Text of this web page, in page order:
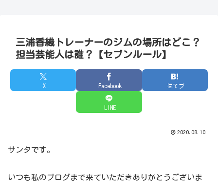
三浦香織トレーナーのジムの場所はどこ？
担当芸能人は誰？【セブンルール】
X Facebook はてブ
LINE
2020.08.10
サンタです。
いつも私のブログまで来ていただきありがとうございま